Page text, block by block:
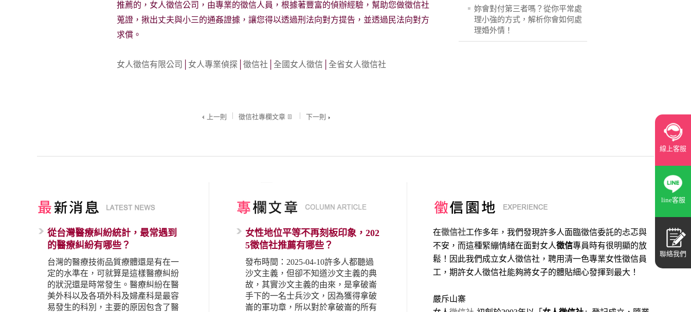
線上客服
line客服
聯絡我們
推薦的，女人徵信公司，由專業的徵信人員，根據著豐富的偵辦經驗，幫助您做徵信社
蒐證，揪出丈夫與小三的通姦證據，讓您得以透過刑法向對方提告，並透過民法向對方
求償。
女人徵信有限公司 女人專業偵探 徵信社 全國女人徵信 全省女人徵信社
上一則 徵信社專欄文章 下一則
妳會對付第三者嗎？從你平常處
理小強的方式，解析你會如何處
理婚外情！
從台灣醫療糾紛統計，最常遇到
的醫療糾紛有哪些？
台灣的醫療技術品質療體還是有在一
定的水準在，可就算是這樣醫療糾紛
的狀況還是時常發生。醫療糾紛在醫
美外科以及各項外科及婦產科是最容
易發生的科別，主要的原因包含了醫
女性地位平等不再刻板印象，202
5徵信社推薦有哪些？
發布時間：2025-04-10許多人都聽過
沙文主義，但卻不知道沙文主義的典
故，其實沙文主義的由來，是拿破崙
手下的一名士兵沙文，因為獲得拿破
崙的軍功章，所以對於拿破崙的所有
在徵信社工作多年，我們發現許多人面臨徵信委託的忐忑與
不安，而這種緊繃情緒在面對女人徵信專員時有很明顯的放
鬆！因此我們成立女人徵信社，聘用清一色專業女性徵信員
工，期許女人徵信社能夠將女子的體貼細心發揮到最大 ！
嚴斥山寨